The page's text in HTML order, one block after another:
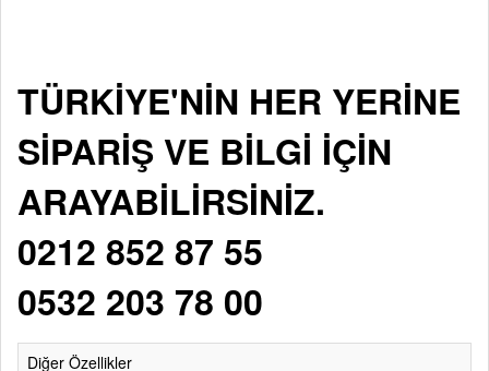
TÜRKİYE'NİN HER YERİNE
SİPARİŞ VE BİLGİ İÇİN
ARAYABİLİRSİNİZ.
0212 852 87 55
0532 203 78 00
Diğer Özellikler